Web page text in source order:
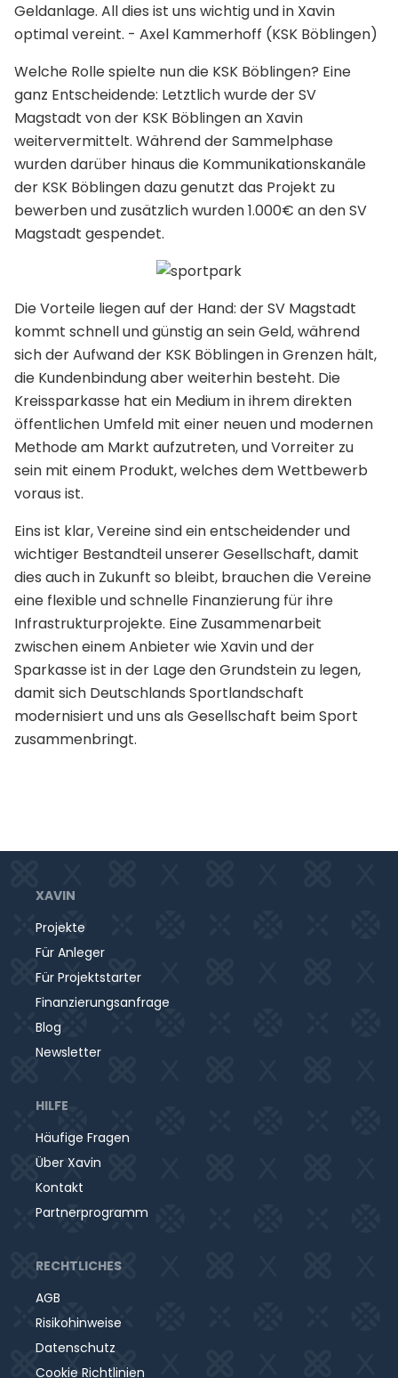
Geldanlage. All dies ist uns wichtig und in Xavin
optimal vereint. - Axel Kammerhoff (KSK Böblingen)
Welche Rolle spielte nun die KSK Böblingen? Eine
ganz Entscheidende: Letztlich wurde der SV
Magstadt von der KSK Böblingen an Xavin
weitervermittelt. Während der Sammelphase
wurden darüber hinaus die Kommunikationskanäle
der KSK Böblingen dazu genutzt das Projekt zu
bewerben und zusätzlich wurden 1.000€ an den SV
Magstadt gespendet.
Die Vorteile liegen auf der Hand: der SV Magstadt
kommt schnell und günstig an sein Geld, während
sich der Aufwand der KSK Böblingen in Grenzen hält,
die Kundenbindung aber weiterhin besteht. Die
Kreissparkasse hat ein Medium in ihrem direkten
öffentlichen Umfeld mit einer neuen und modernen
Methode am Markt aufzutreten, und Vorreiter zu
sein mit einem Produkt, welches dem Wettbewerb
voraus ist.
Eins ist klar, Vereine sind ein entscheidender und
wichtiger Bestandteil unserer Gesellschaft, damit
dies auch in Zukunft so bleibt, brauchen die Vereine
eine flexible und schnelle Finanzierung für ihre
Infrastrukturprojekte. Eine Zusammenarbeit
zwischen einem Anbieter wie Xavin und der
Sparkasse ist in der Lage den Grundstein zu legen,
damit sich Deutschlands Sportlandschaft
modernisiert und uns als Gesellschaft beim Sport
zusammenbringt.
XAVIN
Projekte
Für Anleger
Für Projektstarter
Finanzierungsanfrage
Blog
Newsletter
HILFE
Häufige Fragen
Über Xavin
Kontakt
Partnerprogramm
RECHTLICHES
AGB
Risikohinweise
Datenschutz
Cookie Richtlinien